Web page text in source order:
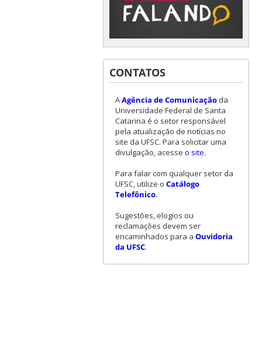
CONTATOS
AAgência de Comunicaçãoda
Universidade Federal de Santa
Catarina é o setor responsável
pela atualização de notícias no
site da UFSC. Para solicitar uma
divulgação, acesse o site.
Para falar com qualquer setor da
UFSC, utilize o Catálogo
Telefônico.
Sugestões, elogios ou
reclamações devem ser
encaminhados para a Ouvidoria
da UFSC.